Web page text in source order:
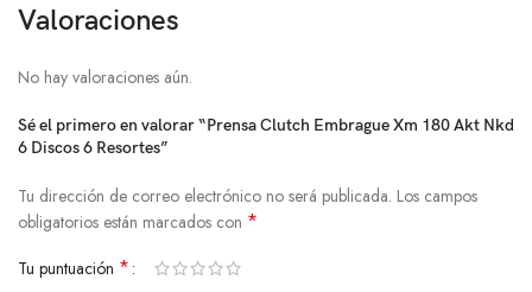
Valoraciones
No hay valoraciones aún.
Sé el primero en valorar “Prensa Clutch Embrague Xm 180 Akt Nkd
6 Discos 6 Resortes”
Tu dirección de correo electrónico no será publicada. Los campos
obligatorios están marcados con *
Tu puntuación *